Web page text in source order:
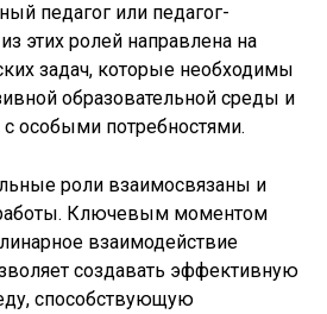
педагог или педагог-
этих ролей направлена на
задач, которые необходимы
образовательной среды и
особыми потребностями.
роли взаимосвязаны и
Ключевым моментом
взаимодействие
создавать эффективную
способствующую